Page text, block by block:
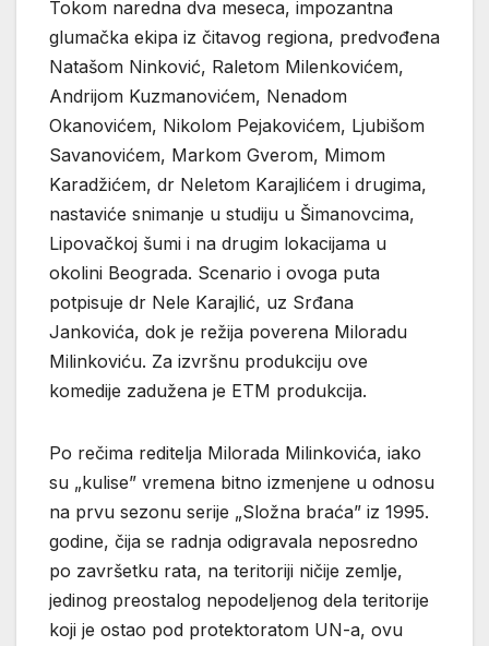
Tokom naredna dva meseca, impozantna
glumačka ekipa iz čitavog regiona, predvođena
Natašom Ninković, Raletom Milenkovićem,
Andrijom Kuzmanovićem, Nenadom
Okanovićem, Nikolom Pejakovićem, Ljubišom
Savanovićem, Markom Gverom, Mimom
Karadžićem, dr Neletom Karajlićem i drugima,
nastaviće snimanje u studiju u Šimanovcima,
Lipovačkoj šumi i na drugim lokacijama u
okolini Beograda. Scenario i ovoga puta
potpisuje dr Nele Karajlić, uz Srđana
Jankovića, dok je režija poverena Miloradu
Milinkoviću. Za izvršnu produkciju ove
komedije zadužena je ETM produkcija.
Po rečima reditelja Milorada Milinkovića, iako
su „kulise” vremena bitno izmenjene u odnosu
na prvu sezonu serije „Složna braća” iz 1995.
godine, čija se radnja odigravala neposredno
po završetku rata, na teritoriji ničije zemlje,
jedinog preostalog nepodeljenog dela teritorije
koji je ostao pod protektoratom UN-a, ovu